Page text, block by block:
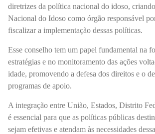
diretrizes da política nacional do idoso,
Nacional do Idoso como órgão responsável
fiscalizar a implementação dessas políticas.
Esse conselho tem um papel fundamental na
estratégias e no monitoramento das ações
idade, promovendo a defesa dos direitos e o
programas de apoio.
A integração entre União, Estados, Distrito
é essencial para que as políticas públicas
sejam efetivas e atendam às necessidades